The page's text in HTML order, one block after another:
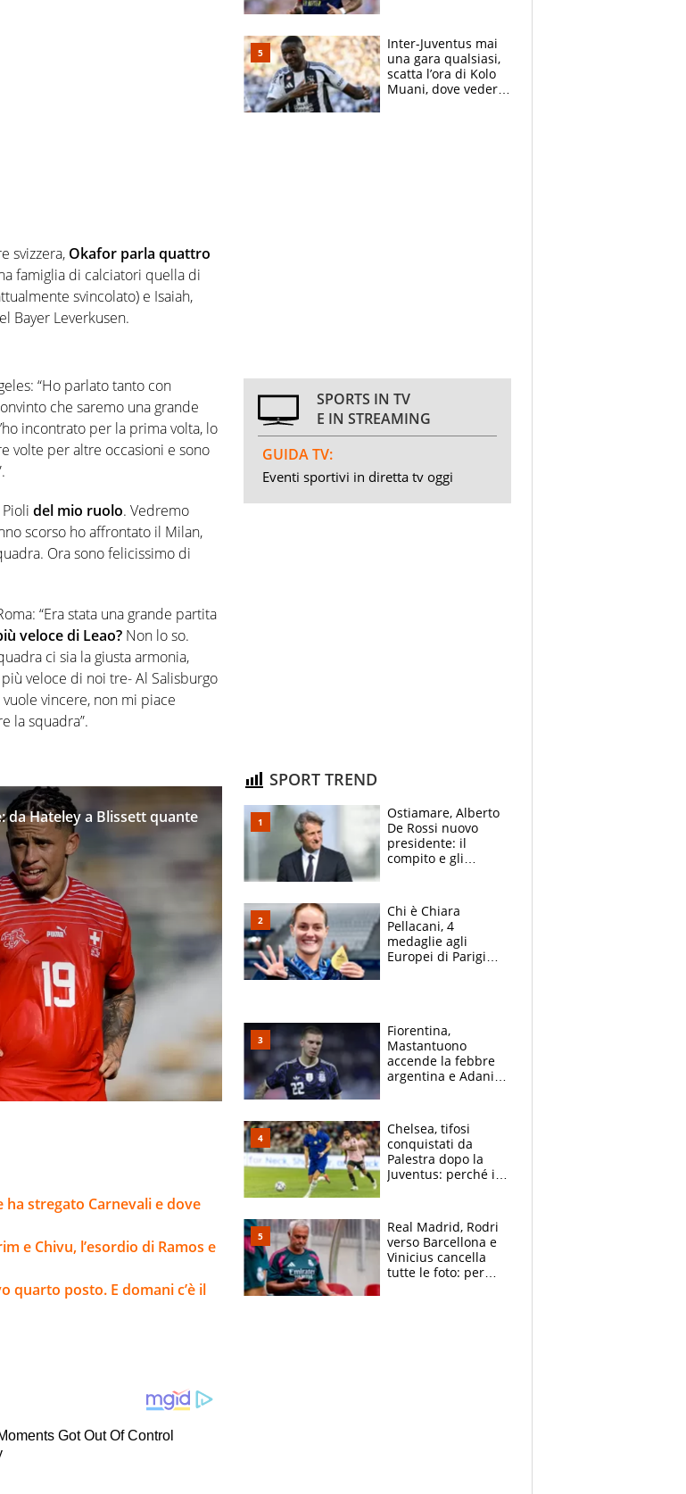
svizzera, Okafor parla quattro
famiglia di calciatori quella di
svincolato) e Isaiah,
Bayer Leverkusen.
“Ho parlato tanto con
che saremo una grande
incontrato per la prima volta, lo
volte per altre occasioni e sono
del mio ruolo. Vedremo
scorso ho affrontato il Milan,
Ora sono felicissimo di
“Era stata una grande partita
veloce di Leao? Non lo so.
ci sia la giusta armonia,
veloce di noi tre- Al Salisburgo
vincere, non mi piace
la squadra”.
da Hateley a Blissett quante
ha stregato Carnevali e dove
e Chivu, l’esordio di Ramos e
quarto posto. E domani c’è il
accende l'Atalanta
Inter-Juventus mai
una gara qualsiasi,
scatta l’ora di Kolo
Muani, dove vederla
SPORTS IN TV
E IN STREAMING
GUIDA TV:
Eventi sportivi in diretta tv oggi
SPORT TREND
Ostiamare, Alberto
De Rossi nuovo
presidente: il
compito e gli
Chi è Chiara
Pellacani, 4
medaglie agli
Europei di Parigi
fratello calciatore
Fiorentina,
Mastantuono
accende la febbre
argentina e Adani
festa’ a Commisso
Chelsea, tifosi
conquistati da
Palestra dopo la
Juventus: perché i
Real Madrid, Rodri
verso Barcellona e
Vinicius cancella
tutte le foto: per